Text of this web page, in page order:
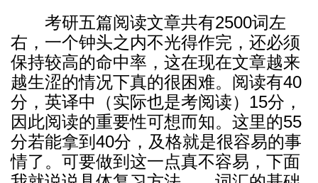
考研五篇阅读文章共有2500词左
右，一个钟头之内不光得作完，还必须
保持较高的命中率，这在现在文章越来
越生涩的情况下真的很困难。阅读有40
分，英译中（实际也是考阅读）15分，
因此阅读的重要性可想而知。这里的55
分若能拿到40分，及格就是很容易的事
情了。可要做到这一点真不容易，下面